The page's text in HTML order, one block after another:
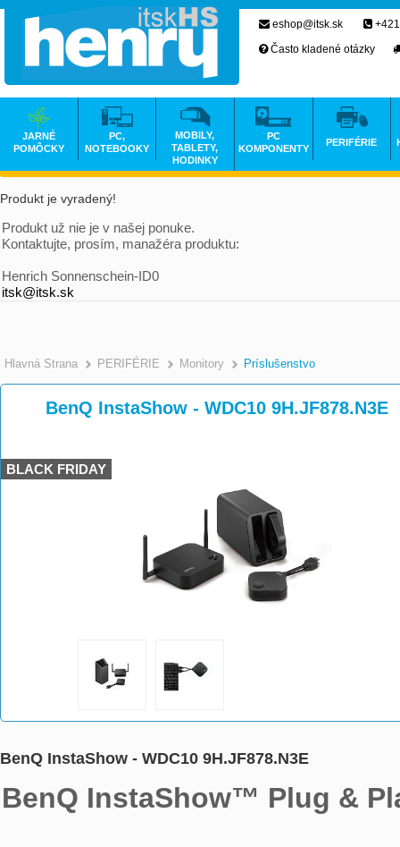
Produkt je vyradený!
Produkt už nie je v našej ponuke.
Kontaktujte, prosím, manažéra produktu:
Henrich Sonnenschein-ID0
itsk@itsk.sk
Hlavná Strana >
PERIFÉRIE >
Monitory >
Príslušenstvo
BenQ InstaShow - WDC10 9H.JF878.N3E
BLACK FRIDAY
BenQ InstaShow - WDC10 9H.JF878.N3E
BenQ InstaShow™ Plug &
eshop@itsk.sk
Často kladené otázky
JARNÉ
POMÔCKY
PC,
NOTEBOOKY
MOBILY,
TABLETY,
HODINKY
PC
KOMPONENTY
PERIFÉRIE